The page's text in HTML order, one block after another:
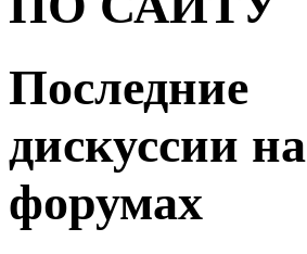
Последние
дискуссии на
форумах